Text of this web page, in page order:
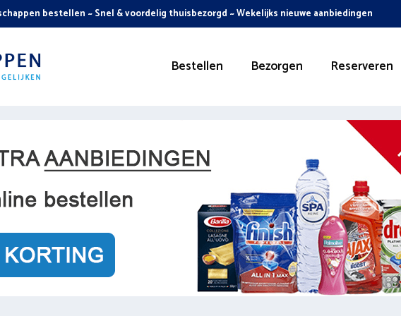
bestellen ~ Snel & voordelig thuisbezorgd ~ Wekelijks nieuwe aanbiedingen
Bestellen Bezorgen Reserveren